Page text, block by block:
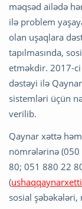
məqsəd ailədə
ilə problem
olan uşaqlara
tapılmasında,
etməkdir. 2017-
dəstəyi ilə
sistemləri üçün
verilib.
Qaynar xəttə
nömrələrinə
80; 051 880 22
(
sosial şəbəkələri,